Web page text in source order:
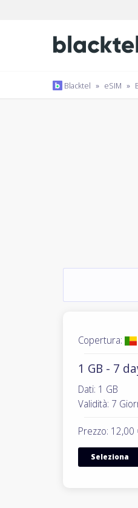
Blacktel » eSIM »
Copertura:
1 GB - 7
Dati: 1 GB
Validità: 7
Prezzo: 12,00
Seleziona